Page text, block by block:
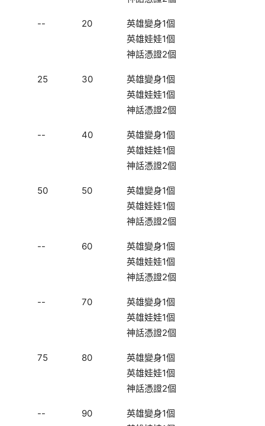
-- 20
英雄變身1個
英雄娃娃1個
神話憑證2個
25 30
英雄變身1個
英雄娃娃1個
神話憑證2個
-- 40
英雄變身1個
英雄娃娃1個
神話憑證2個
50 50
英雄變身1個
英雄娃娃1個
神話憑證2個
-- 60
英雄變身1個
英雄娃娃1個
神話憑證2個
-- 70
英雄變身1個
英雄娃娃1個
神話憑證2個
75 80
英雄變身1個
英雄娃娃1個
神話憑證2個
-- 90
英雄變身1個